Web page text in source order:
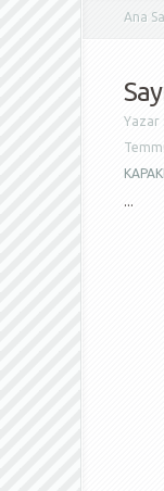
Ana
Yazar :
...